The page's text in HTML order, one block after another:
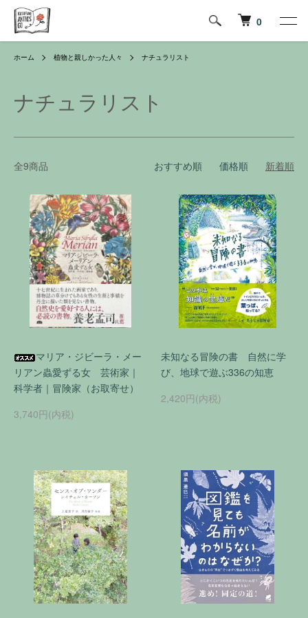
0
ホーム 植物と親しかった人々 ナチュラリスト
ナチュラリスト
全9商品 おすすめ順 価格順 新着順
マリア・ジビーラ・メー
リアン蟲愛ずる女 芸術家｜
科学者｜冒険家（お取寄せ）
3,740円(内税)
未知なる冒険の書 自然に学
び、地球で遊ぶ336の知恵
2,420円(内税)